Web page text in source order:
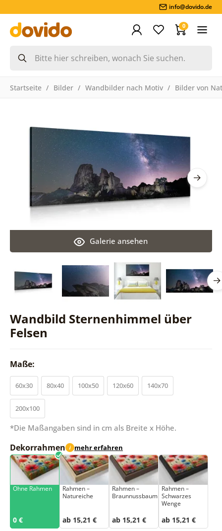
info@dovido.de
0
Startseite Bilder Wandbilder nach Motiv Bilder von
Wandbild Sternenhimmel über
Felsen
Galerie ansehen
Maße:
60x30 80x40 100x50 120x60 140x70
200x100
*Die Maßangaben sind in cm als Breite x Höhe.
Dekorrahmen i mehr erfahren
Ohne Rahmen
0 €
Rahmen –
Natureiche
ab 15,21 €
Rahmen –
Braunnussbaum
ab 15,21 €
Rahmen –
Schwarzes
Wenge
ab 15,21 €